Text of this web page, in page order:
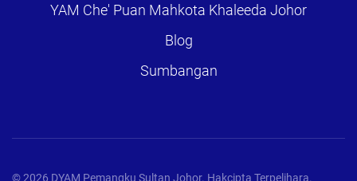
YAM Che' Puan Mahkota Khaleeda Johor
Blog
Sumbangan
©2026 DYAM Pemangku Sultan Johor. Hakcipta Terpelihara.